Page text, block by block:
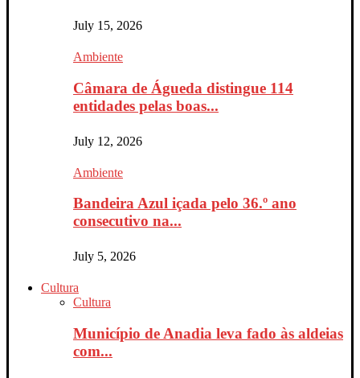
July 15, 2026
Ambiente
Câmara de Águeda distingue 114
entidades pelas boas...
July 12, 2026
Ambiente
Bandeira Azul içada pelo 36.º ano
consecutivo na...
July 5, 2026
Cultura
Cultura
Município de Anadia leva fado às aldeias
com...